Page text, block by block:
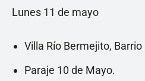
Lunes 11 de mayo
Villa Río Bermejito,
Paraje 10 de Mayo.